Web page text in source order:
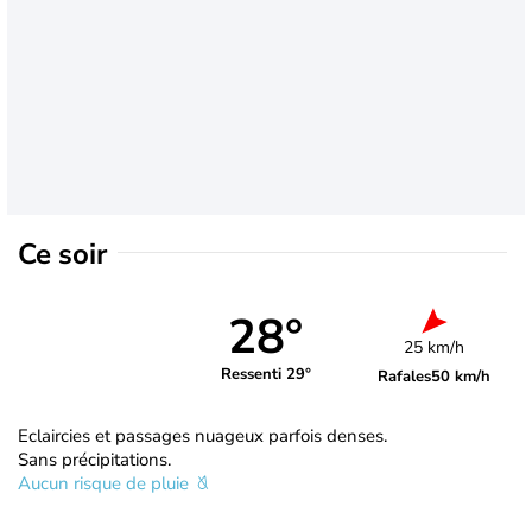
Ce soir
28°
Ressenti 29°
25 km/h
Rafales50 km/h
Eclaircies et passages nuageux parfois denses.
Sans précipitations.
Aucun risque de pluie